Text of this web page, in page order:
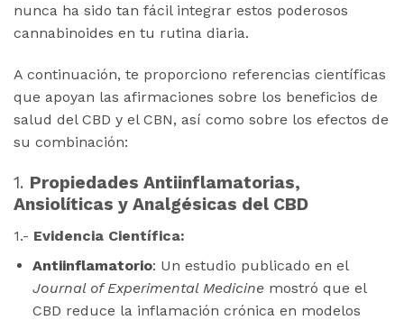
nunca ha sido tan fácil integrar estos poderosos
cannabinoides en tu rutina diaria.
A continuación, te proporciono referencias científicas
que apoyan las afirmaciones sobre los beneficios de
salud del CBD y el CBN, así como sobre los efectos de
su combinación:
1. Propiedades Antiinflamatorias,
Ansiolíticas y Analgésicas del CBD
1.- Evidencia Científica:
Antiinflamatorio: Un estudio publicado en el
Journal of Experimental Medicinemostró que el
CBD reduce la inflamación crónica en modelos